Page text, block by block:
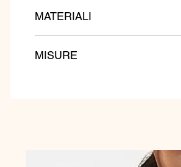
MATERIALI
MISURE